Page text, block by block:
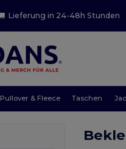
Lieferung in 24-48h Stunden
Pullover & Fleece Taschen